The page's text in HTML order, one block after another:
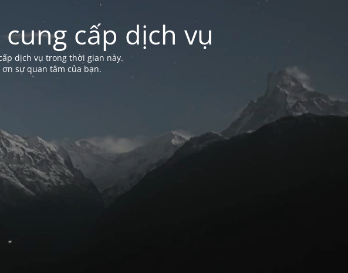
cấp dịch vụ
dịch vụ trong thời gian này.
sự quan tâm của bạn.